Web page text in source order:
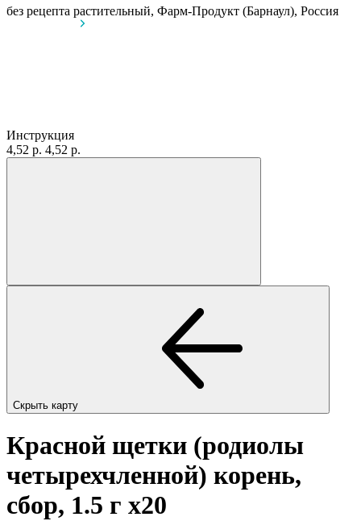
без рецепта растительный, Фарм-Продукт (Барнаул), Россия
Инструкция
4,52 р. 4,52 р.
Скрыть карту
Красной щетки (родиолы
четырехчленной) корень,
сбор, 1.5 г x20